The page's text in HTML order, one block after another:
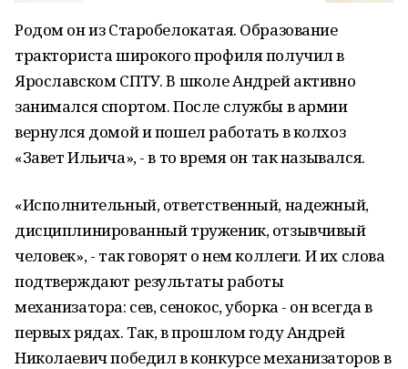
Родом он из Старобелокатая. Образование
тракториста широкого профиля получил в
Ярославском СПТУ. В школе Андрей активно
занимался спортом. После службы в армии
вернулся домой и пошел работать в колхоз
«Завет Ильича», - в то время он так назывался.
«Исполнительный, ответственный, надежный,
дисциплинированный труженик, отзывчивый
человек», - так говорят о нем коллеги. И их слова
подтверждают результаты работы
механизатора: сев, сенокос, уборка - он всегда в
первых рядах. Так, в прошлом году Андрей
Николаевич победил в конкурсе механизаторов в